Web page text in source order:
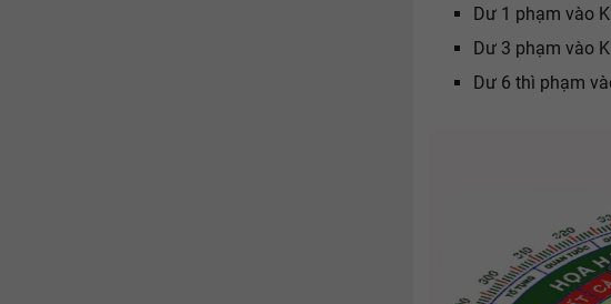
Dư 1 phạm vào
Dư 3 phạm vào
Dư 6 thì phạm